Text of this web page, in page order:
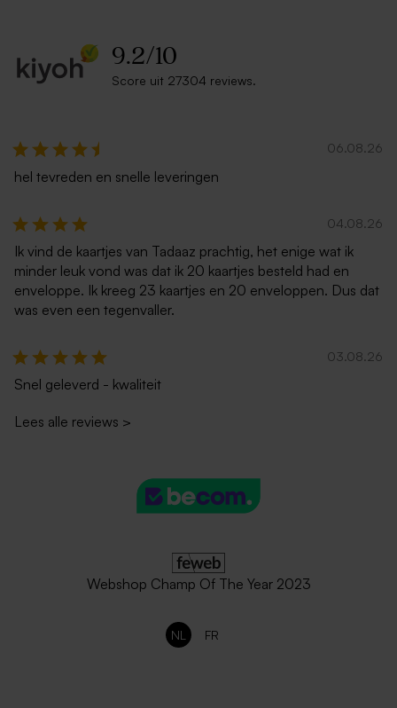
Bruine eco enveloppe Zachtroze envelop
Muntgroene enveloppe met
puntklep (14 x 12,5 cm)
Zilver metallic glanzende
envelop
Vierkante roestbruine
Envelop met puntklep in
gerecycleerd papier
9.2/10
Score uit 27304 reviews.
06.08.26
hel tevreden en snelle leveringen
04.08.26
Ik vind de kaartjes van Tadaaz prachtig, het enige wat ik
minder leuk vond was dat ik 20 kaartjes besteld had en
enveloppe. Ik kreeg 23 kaartjes en 20 enveloppen. Dus dat
was even een tegenvaller.
03.08.26
Snel geleverd - kwaliteit
Lees alle reviews >
Webshop Champ Of The Year 2023
NL FR